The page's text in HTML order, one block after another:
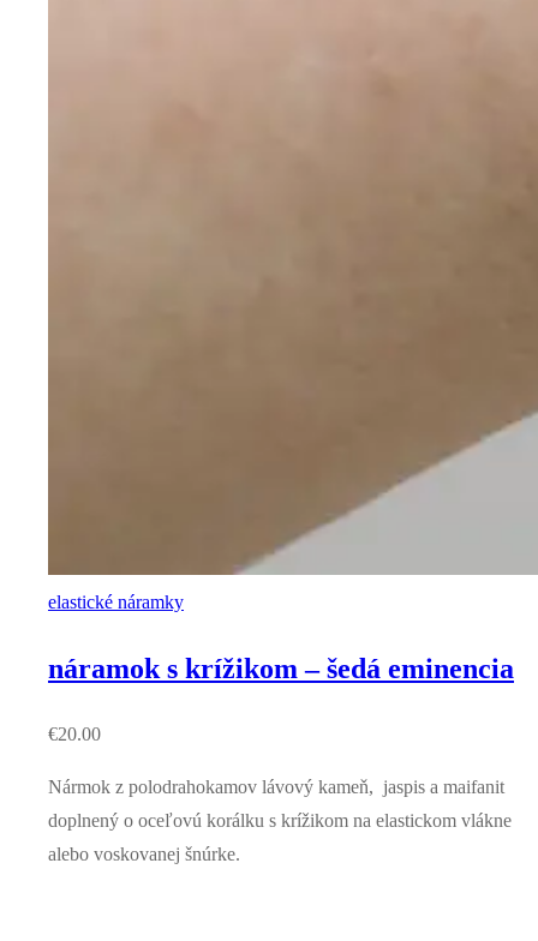
elastické náramky
náramok s krížikom – šedá eminencia
€20.00
Nármok z polodrahokamov lávový kameň, jaspis a maifanit
doplnený o oceľovú korálku s krížikom na elastickom vlákne
alebo voskovanej šnúrke.